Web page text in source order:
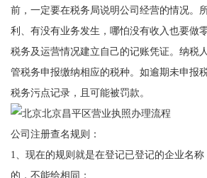
前，一定要在税务局说明公司经营的情况。
利、有没有业务发生，哪怕没有收入也要做
税务及运营情况建立自己的记账凭证。纳税
管税务申报缴纳相应的税种。如逾期未申报
税务污点记录，且可能被罚款。
公司注册查名规则：
1、现在的规则就是在登记已登记的企业名
的，不能给相同；